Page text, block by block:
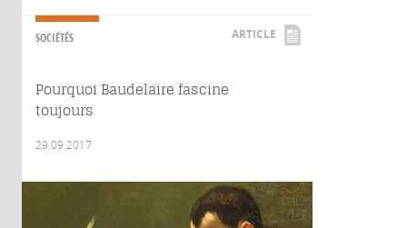
SOCIÉTÉS ARTICLE
Pourquoi Baudelaire fascine
toujours
29.09.2017